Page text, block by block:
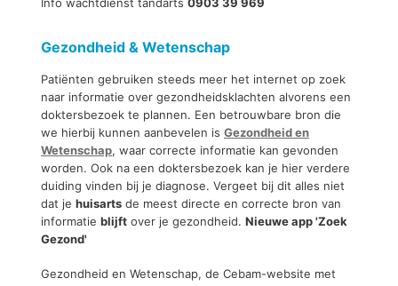
Gezondheid & Wetenschap
Patiënten gebruiken steeds meer het internet op zoek
naar informatie over gezondheidsklachten alvorens een
doktersbezoek te plannen. Een betrouwbare bron die
we hierbij kunnen aanbevelen is Gezondheid en
Wetenschap, waar correcte informatie kan gevonden
worden. Ook na een doktersbezoek kan je hier verdere
duiding vinden bij je diagnose. Vergeet bij dit alles niet
dat je huisarts de meest directe en correcte bron van
informatie blijft over je gezondheid. Nieuwe app 'Zoek
Gezond'
Gezondheid en Wetenschap, de Cebam-website met